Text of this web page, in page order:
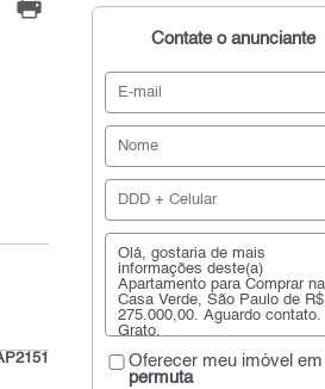
Contate o anunciante
Oferecer meu imóvel em
permuta